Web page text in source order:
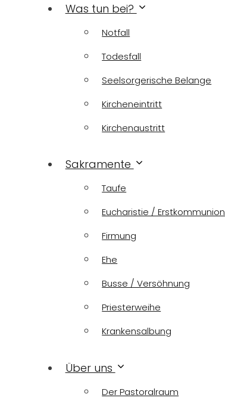
Was tun bei?
Notfall
Todesfall
Seelsorgerische Belange
Kircheneintritt
Kirchenaustritt
Sakramente
Taufe
Eucharistie / Erstkommunion
Firmung
Ehe
Busse / Versöhnung
Priesterweihe
Krankensalbung
Über uns
Der Pastoralraum